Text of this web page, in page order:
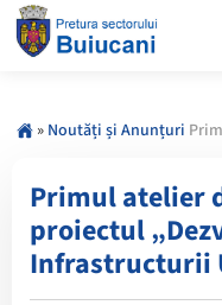
» Noutăți și Anunțuri
Primul atelier
proiectul
Infrastructurii